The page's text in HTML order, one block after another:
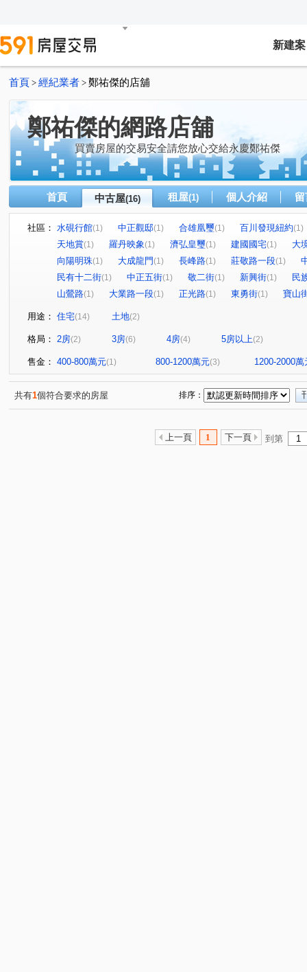
新建案
首頁 > 經紀業者 > 鄭祐傑的店舖
鄭祐傑的網路店舖
買賣房屋的交易安全請您放心交給永慶鄭祐傑
首頁 中古屋(16) 租屋(1) 個人介紹
社區： 水硯行館(1) 中正觀邸(1) 合雄凰璽(1) 百川發現紐約(1)
天地賞(1) 羅丹映象(1) 濟弘皇璽(1) 建國國宅(1)
大
向陽明珠(1) 大成龍門(1) 長峰路(1) 莊敬路一段(1)
民有十二街(1) 中正五街(1) 敬二街(1) 新興街(1)
民
山鶯路(1) 大業路一段(1) 正光路(1) 東勇街(1) 寶山
用途： 住宅(14) 土地(2)
格局： 2房(2) 3房(6) 4房(4) 5房以上(2)
售金： 400-800萬元(1) 800-1200萬元(3) 1200-2000萬
共有1個符合要求的房屋 排序：
上一頁 1 下一頁 到第